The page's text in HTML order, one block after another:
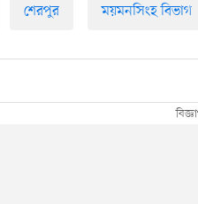
শেরপুর ময়মনসিংহ বিভাগ